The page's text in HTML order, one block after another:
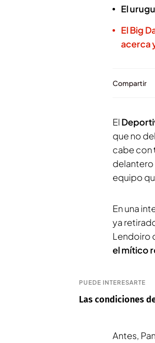
El
El Big
acerca
Compartir
El
que no
cabe con
delantero
equipo
En una
ya
Lendoiro
el mítico
PUEDE INTERESARTE
Las condiciones
Antes,